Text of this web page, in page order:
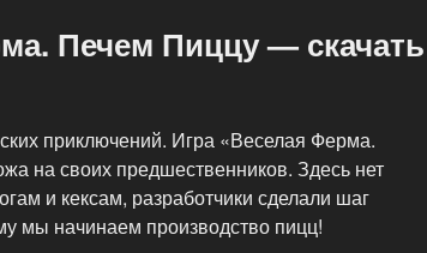
Печем Пиццу — скачать
приключений. Игра «Веселая Ферма.
на своих предшественников. Здесь нет
и кексам, разработчики сделали шаг
мы начинаем производство пицц!